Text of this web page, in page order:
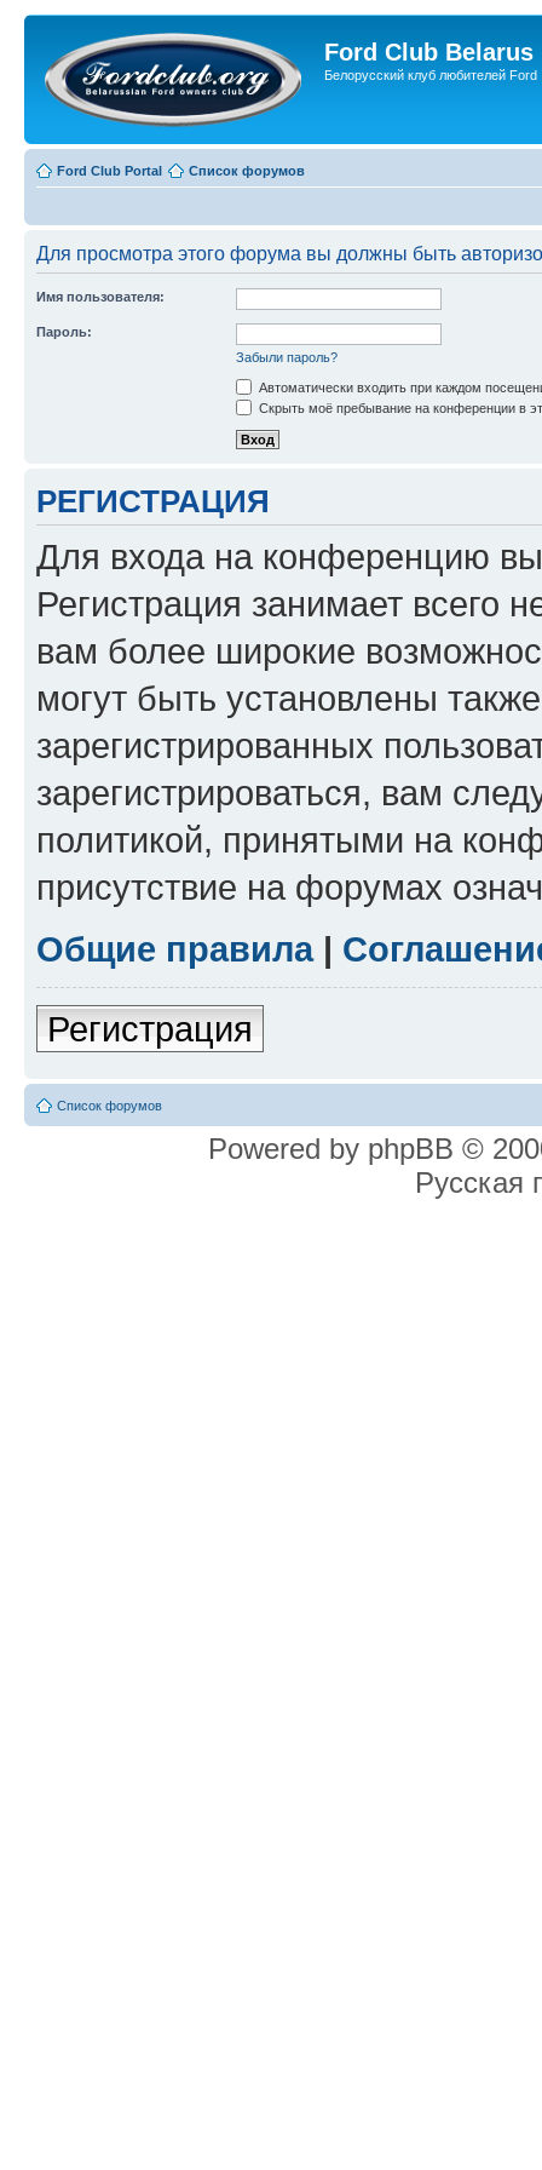
Ford Club Belarus
Белорусский клуб любителей Ford
Ford Club Portal Список форумов
Для просмотра этого форума вы должны быть
Имя пользователя:
Пароль:
Забыли пароль?
Автоматически входить при каждом
Скрыть моё пребывание на конференции в
РЕГИСТРАЦИЯ
Для входа на конференцию
Регистрация занимает всего
вам более широкие
могут быть установлены
зарегистрированных
зарегистрироваться, вам
политикой, принятыми на
присутствие на форумах
Общие правила|
Регистрация
Список форумов
Powered by phpBB ©
Русская